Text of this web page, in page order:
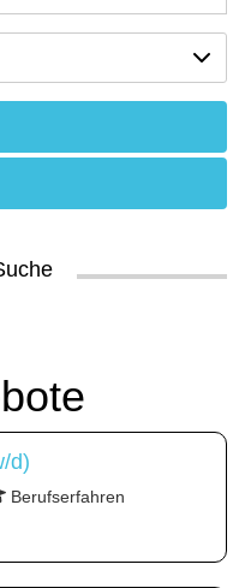
d)
Berufserfahren